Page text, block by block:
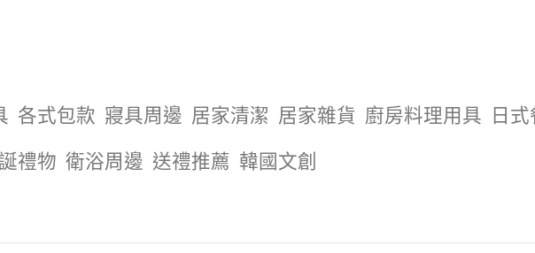
各式包款 寢具周邊 居家清潔 居家雜貨 廚房料理用具 日
禮物 衛浴周邊 送禮推薦 韓國文創